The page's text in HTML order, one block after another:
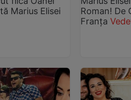
Marius Elisei
Roman! De
Franța